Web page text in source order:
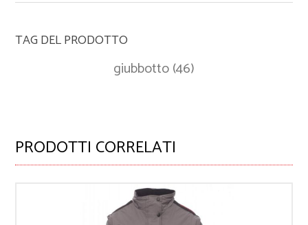
TAG DEL PRODOTTO
giubbotto(46)
PRODOTTI CORRELATI